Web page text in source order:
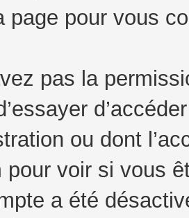
page pour vous
pas la
ou dont
pour voir si vous
a été